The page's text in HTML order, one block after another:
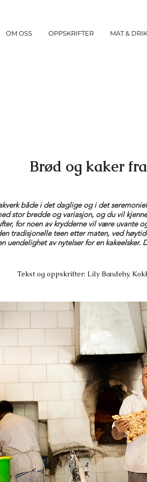
OM OSS OPPSKRIFTER MAT &
Brød og kaker
både i det daglige og i det
stor bredde og variasjon, og du vil
for noen av krydderne vil være uvante
tradisjonelle teen etter maten, ved
uendelighet av nytelser for en
Tekst og oppskrifter: Lily Bandehy.